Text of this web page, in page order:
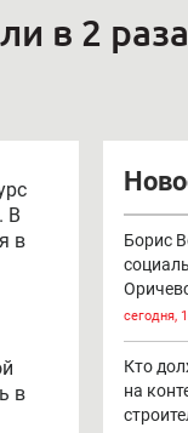
в 2 раза
В
в
в
Борис
сегодня,
Кто
на